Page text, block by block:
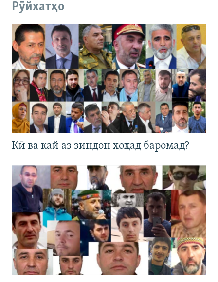
Рӯйхатҳо
Кӣ ва кай аз зиндон хоҳад баромад?